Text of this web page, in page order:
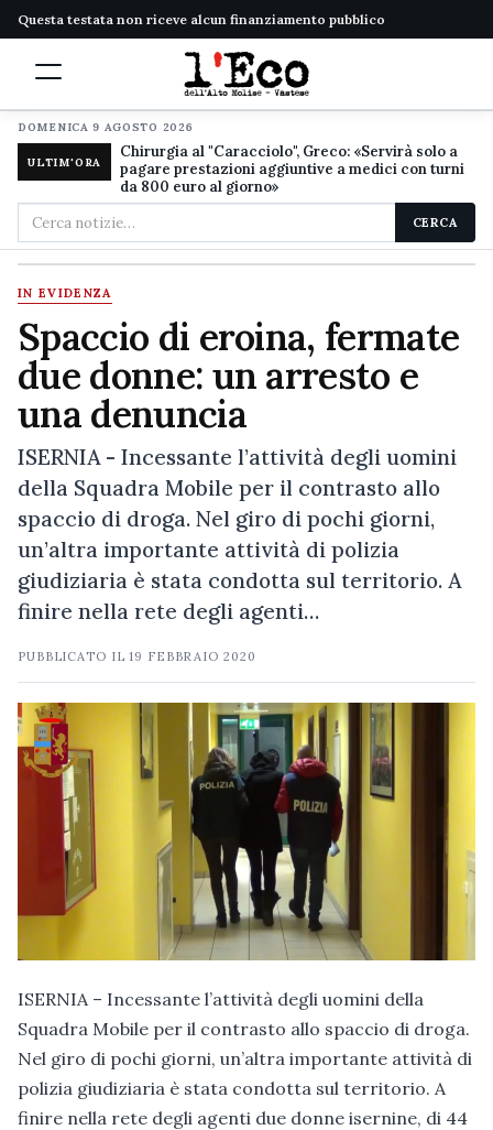
Questa testata non riceve alcun finanziamento pubblico
DOMENICA 9 AGOSTO 2026
ULTIM'ORA
Chirurgia al "Caracciolo", Greco: «Servirà solo a
pagare prestazioni aggiuntive a medici con turni
da 800 euro al giorno»
Cerca
nel
sito
CERCA
IN EVIDENZA
Spaccio di eroina, fermate
due donne: un arresto e
una denuncia
ISERNIA - Incessante l’attività degli uomini
della Squadra Mobile per il contrasto allo
spaccio di droga. Nel giro di pochi giorni,
un’altra importante attività di polizia
giudiziaria è stata condotta sul territorio. A
finire nella rete degli agenti…
PUBBLICATO IL19 FEBBRAIO 2020
ISERNIA – Incessante l’attività degli uomini della
Squadra Mobile per il contrasto allo spaccio di droga.
Nel giro di pochi giorni, un’altra importante attività di
polizia giudiziaria è stata condotta sul territorio. A
finire nella rete degli agenti due donne isernine, di 44